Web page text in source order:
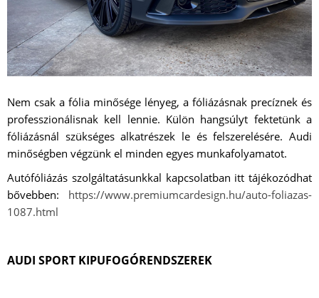
Nem csak a fólia minősége lényeg, a fóliázásnak precíznek és
professzionálisnak kell lennie. Külön hangsúlyt fektetünk a
fóliázásnál szükséges alkatrészek le és felszerelésére. Audi
minőségben végzünk el minden egyes munkafolyamatot.
Autófóliázás szolgáltatásunkkal kapcsolatban itt tájékozódhat
bővebben: https://www.premiumcardesign.hu/auto-foliazas-
1087.html
AUDI SPORT KIPUFOGÓRENDSZEREK